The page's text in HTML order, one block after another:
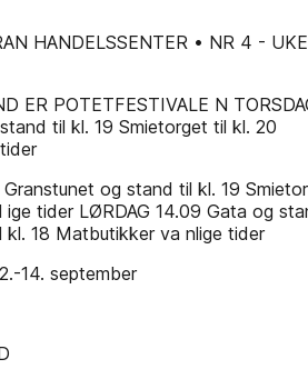
HANDELSSENTER • NR 4 -
ER POTETFESTIVALE N
til kl. 19 Smietorget til kl. 20
Granstunet og stand til kl. 19
tider LØRDAG 14.09 Gata og
kl. 18 Matbutikker va nlige tider
14. september